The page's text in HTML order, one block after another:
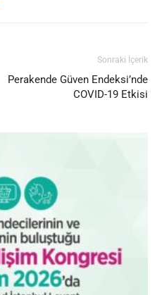
Sonraki İçerik
Perakende Güven Endeksi’nde
COVID-19 Etkisi